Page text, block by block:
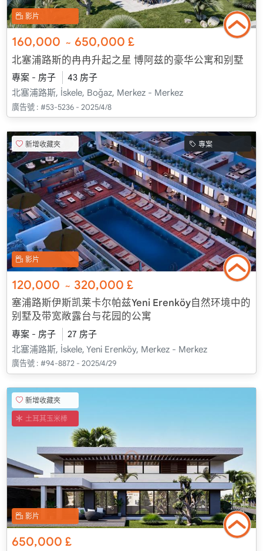
影片
160,000 ~ 650,000£
北塞浦路斯的冉冉升起之星 博阿兹的豪华公寓和别墅
專案 - 房子
43 房子
北塞浦路斯, İskele, Boğaz, Merkez - Merkez
廣告號 : #53-5236 - 2025/4/8
新增收藏夾 專案
影片
120,000 ~ 320,000£
塞浦路斯伊斯凯莱卡尔帕兹Yeni Erenköy自然环境中的
别墅及带宽敞露台与花园的公寓
專案 - 房子
27 房子
北塞浦路斯, İskele, Yeni Erenköy, Merkez - Merkez
廣告號 : #94-8872 - 2025/4/29
新增收藏夾
土耳其玉米棒
影片
650,000 £